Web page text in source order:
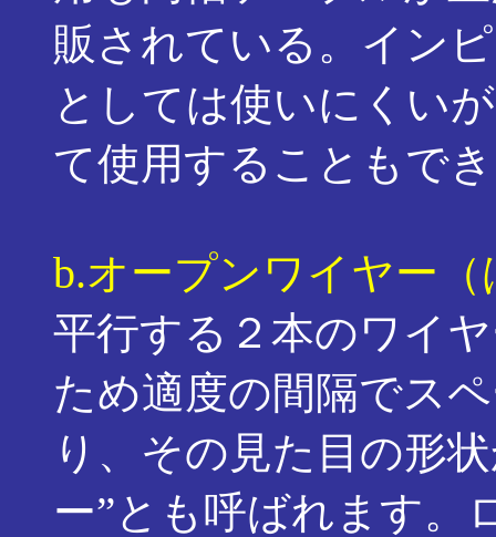
販されている。イン
としては使いにくい
て使用することもで
b.オープンワイヤー
平行する２本のワイ
ため適度の間隔でス
り、その見た目の形
ー”とも呼ばれます。